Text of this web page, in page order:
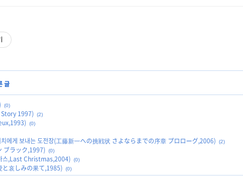
글
(0)
Story 1997) (2)
(0)
치에게 보내는 도전장(工藤新一への挑戦状 さよならまでの序章 プロローグ,2006) (2)
ブラック,1997) (0)
스,Last Christmas,2004) (0)
と哀しみの果て,1985) (0)